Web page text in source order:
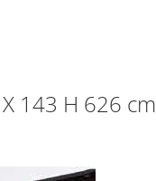
143 H 626 cm